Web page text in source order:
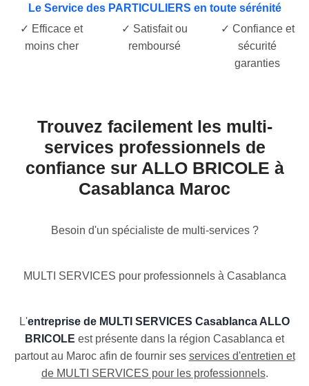
Le Service des PARTICULIERS en toute sérénité
✓ Efficace et
moins cher
✓ Satisfait ou
remboursé
✓ Confiance et
sécurité
garanties
Trouvez facilement les multi-
services professionnels de
confiance sur ALLO BRICOLE à
Casablanca Maroc
Besoin d'un spécialiste de multi-services ?
MULTI SERVICES pour professionnels à Casablanca
L'entreprise de MULTI SERVICES Casablanca ALLO
BRICOLE est présente dans la région Casablanca et
partout au Maroc afin de fournir ses services d'entretien et
de MULTI SERVICES pour les professionnels.